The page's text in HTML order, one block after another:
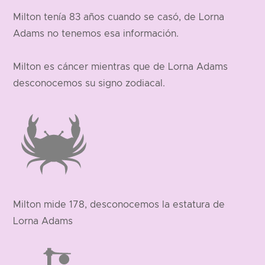
Milton tenía 83 años cuando se casó, de Lorna
Adams no tenemos esa información.
Milton es cáncer mientras que de Lorna Adams
desconocemos su signo zodiacal.
Milton mide 178, desconocemos la estatura de
Lorna Adams